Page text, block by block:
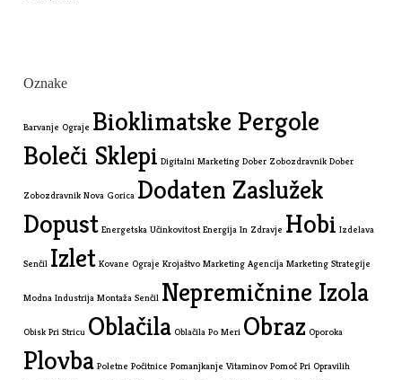
Oznake
Barvanje Ograje Bioklimatske Pergole
Boleči Sklepi Digitalni Marketing Dober Zobozdravnik Dober
Zobozdravnik Nova Gorica Dodaten Zaslužek
Dopust Energetska Učinkovitost Energija In Zdravje Hobi Izdelava
Senčil Izlet Kovane Ograje Krojaštvo Marketing Agencija Marketing Strategije
Modna Industrija Montaža Senčil Nepremičnine Izola
Obisk Pri Stricu Oblačila Oblačila Po Meri Obraz Oporoka
Plovba Poletne Počitnice Pomanjkanje Vitaminov Pomoč Pri Opravilih